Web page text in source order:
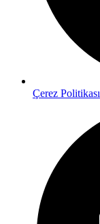
Çerez Politikası